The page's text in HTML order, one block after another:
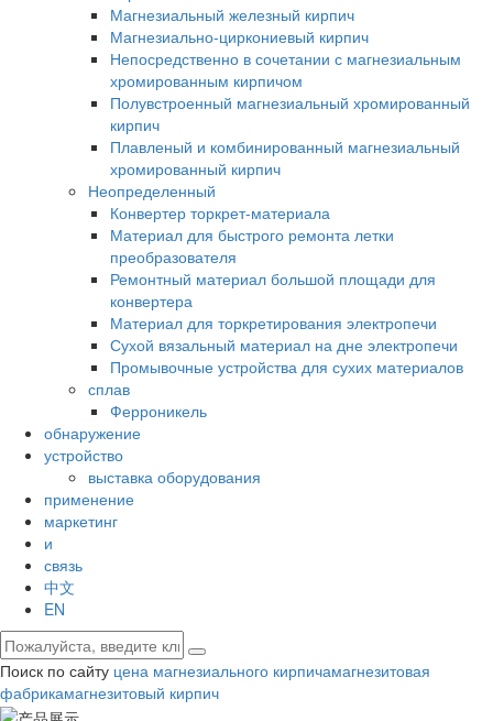
Магнезиальный железный кирпич
Магнезиально-циркониевый кирпич
Непосредственно в сочетании с магнезиальным
хромированным кирпичом
Полувстроенный магнезиальный хромированный
кирпич
Плавленый и комбинированный магнезиальный
хромированный кирпич
Неопределенный
Конвертер торкрет-материала
Материал для быстрого ремонта летки
преобразователя
Ремонтный материал большой площади для
конвертера
Материал для торкретирования электропечи
Сухой вязальный материал на дне электропечи
Промывочные устройства для сухих материалов
сплав
Ферроникель
обнаружение
устройство
выставка оборудования
применение
маркетинг
и
связь
中文
EN
Поиск по сайту цена магнезиального кирпичамагнезитовая
фабрикамагнезитовый кирпич